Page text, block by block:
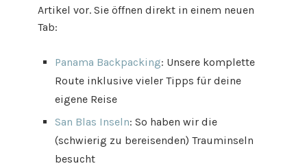
Artikel vor. Sie öffnen direkt in einem neuen
Tab:
Panama Backpacking: Unsere komplette
Route inklusive vieler Tipps für deine
eigene Reise
San Blas Inseln: So haben wir die
(schwierig zu bereisenden) Trauminseln
besucht